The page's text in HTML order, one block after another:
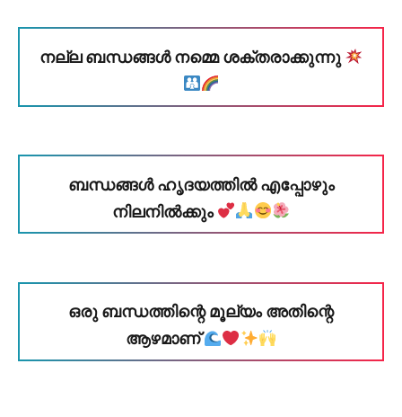
നല്ല ബന്ധങ്ങൾ നമ്മെ ശക്തരാക്കുന്നു
ബന്ധങ്ങൾ ഹൃദയത്തിൽ എപ്പോഴും
നിലനിൽക്കും
ഒരു ബന്ധത്തിന്റെ മൂല്യം അതിന്റെ
ആഴമാണ്